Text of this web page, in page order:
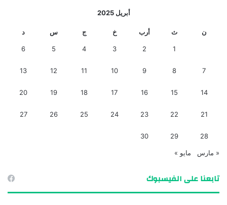
أبريل 2025
ن ث أرب خ ج س د
1
2
3
4
5
6
7
8
9
10
11
12
13
14
15
16
17
18
19
20
21
22
23
24
25
26
27
28
29
30
« مارس مايو »
تابعنا على الفيسبوك